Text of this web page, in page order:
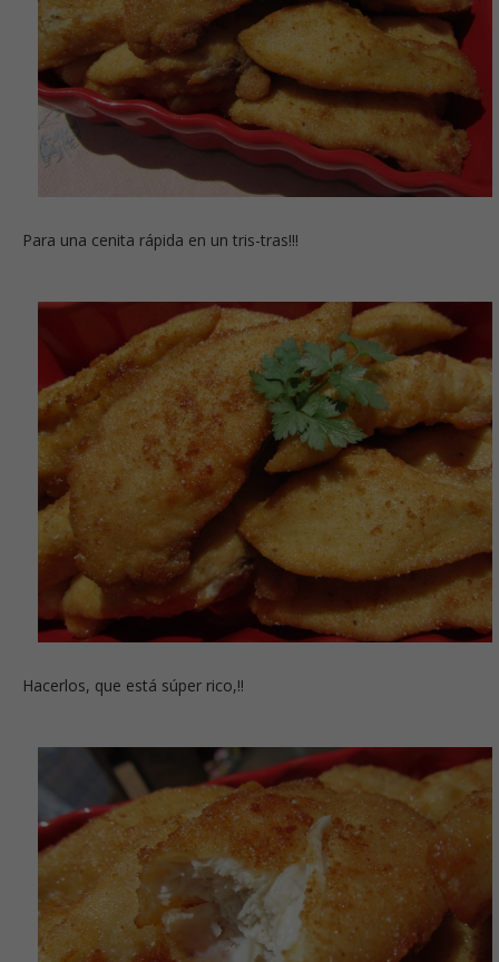
Para una cenita rápida en un tris-tras!!!
Hacerlos, que está súper rico,!!